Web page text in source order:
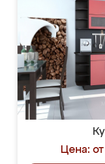
Цена: